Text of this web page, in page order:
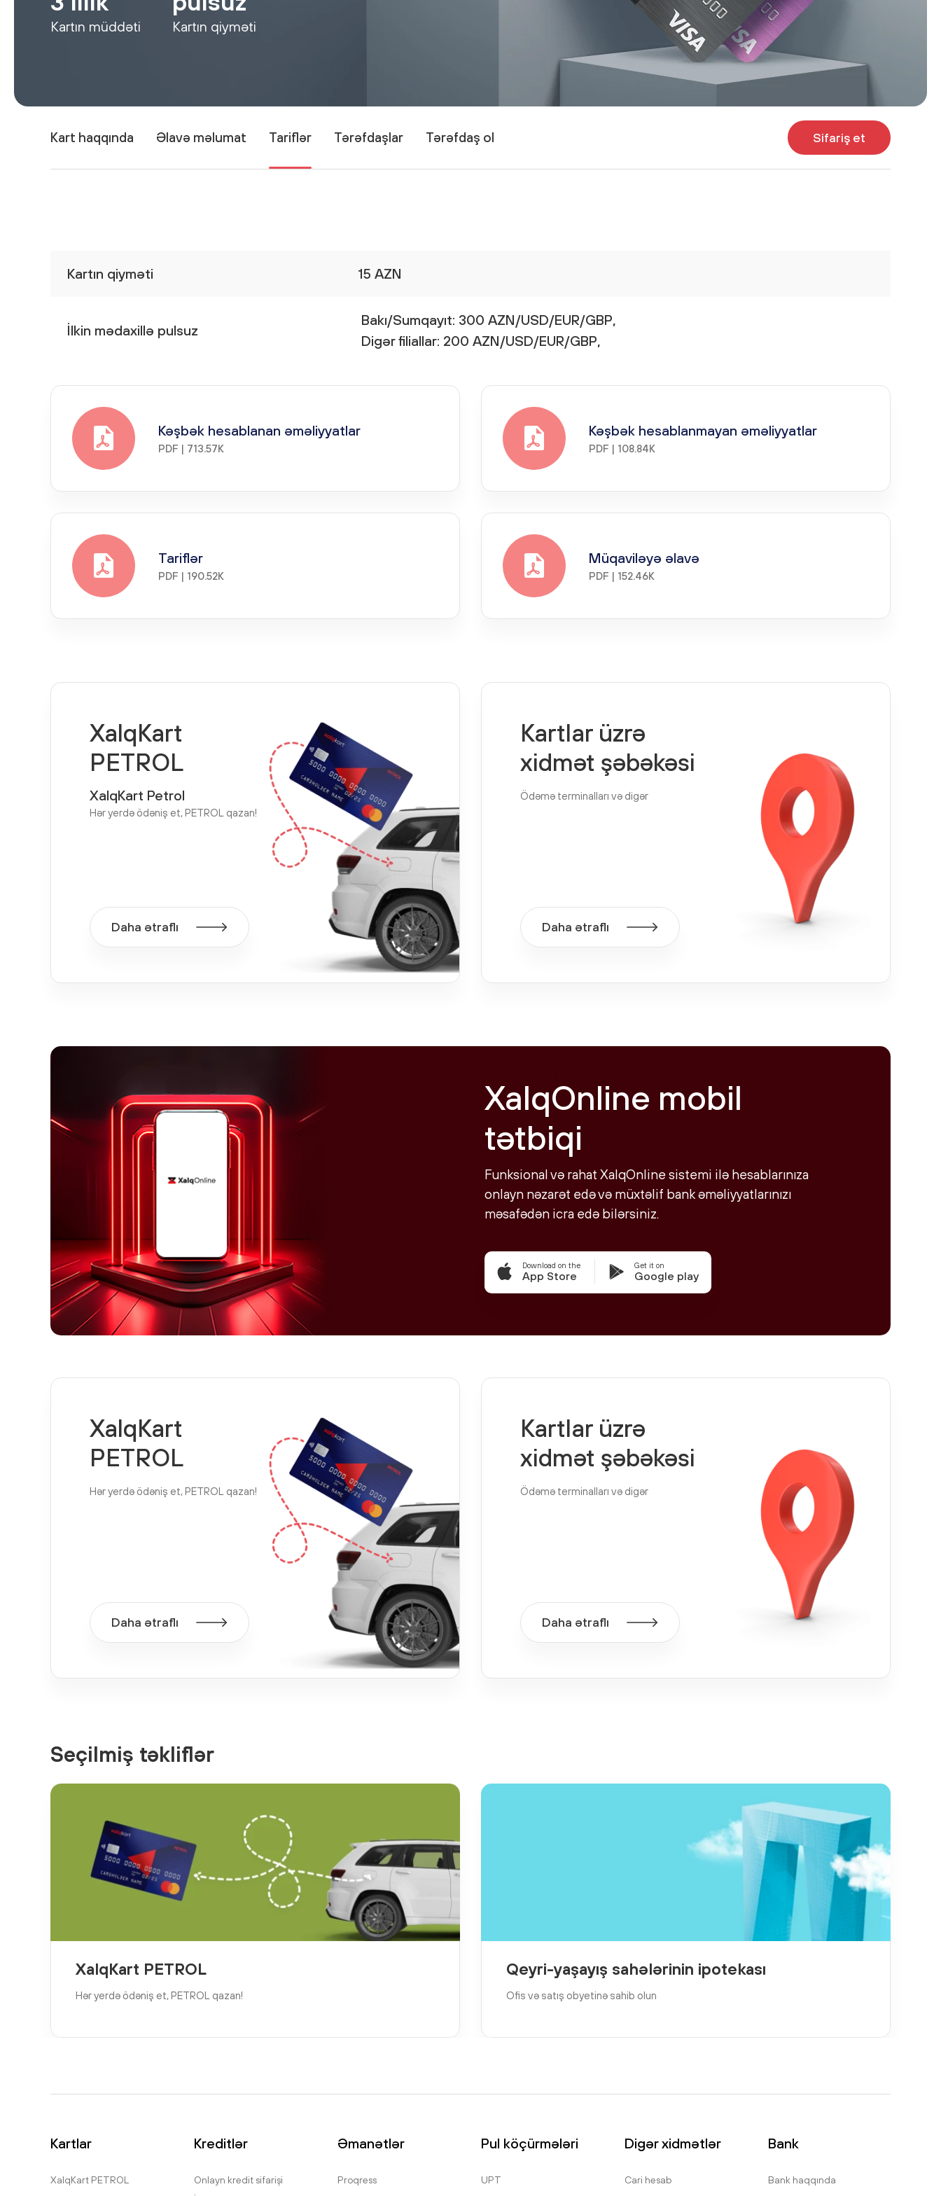
Kartın müddəti Kartın qiyməti
Kart haqqında Əlavə məlumat Tariflər Tərəfdaşlar Tərəfdaş ol Sifariş et
Kartın qiyməti 15 AZN
İlkin mədaxillə pulsuz
Bakı/Sumqayıt: 300 AZN/USD/EUR/GBP,
Digər filiallar: 200 AZN/USD/EUR/GBP,
Kəşbək hesablanan əməliyyatlar
PDF | 713.57K
Kəşbək hesablanmayan əməliyyatlar
PDF | 108.84K
Tariflər
PDF | 190.52K
Müqaviləyə əlavə
PDF | 152.46K
XalqKart
PETROL
XalqKart Petrol
Hər yerdə ödəniş et, PETROL qazan!
Daha ətraflı
Kartlar üzrə
xidmət şəbəkəsi
Ödəmə terminalları və digər
Daha ətraflı
XalqOnline mobil
tətbiqi
Funksional və rahat XalqOnline sistemi ilə hesablarınıza
onlayn nəzarət edə və müxtəlif bank əməliyyatlarınızı
məsafədən icra edə bilərsiniz.
Download on the
App Store
Get it on
Google play
XalqKart
PETROL
Hər yerdə ödəniş et, PETROL qazan!
Daha ətraflı
Kartlar üzrə
xidmət şəbəkəsi
Ödəmə terminalları və digər
Daha ətraflı
Seçilmiş təkliflər
XalqKart PETROL
Hər yerdə ödəniş et, PETROL qazan!
Qeyri-yaşayış sahələrinin ipotekası
Ofis və satış obyetinə sahib olun
Kartlar
XalqKart PETROL
Kreditlər
Onlayn kredit sifarişi
Əmanətlər
Proqress
Pul köçürmələri
UPT
Digər xidmətlər
Cari hesab
Bank
Bank haqqında